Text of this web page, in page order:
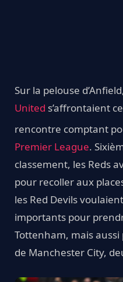
Sur la pelouse
United s’affrontaient
rencontre comptant
Premier League.
classement, les Reds
pour recoller aux
les Red Devils
importants pour
Tottenham, mais
de Manchester City,